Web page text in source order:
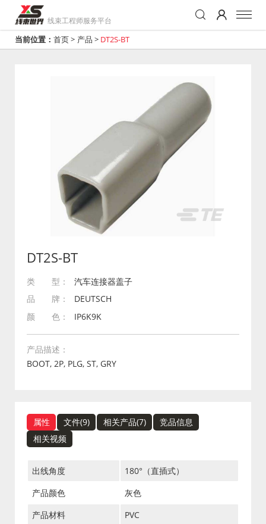
线束工程师服务平台
当前位置： 首页> 产品 > DT2S-BT
DT2S-BT
类 型：
汽车连接器盖子
品 牌：
DEUTSCH
颜 色：
IP6K9K
产品描述：
BOOT, 2P, PLG, ST, GRY
属性 文件(9) 相关产品(7)
竞品信息
相关视频
出线角度
180°（直插式）
产品颜色
灰色
产品材料
PVC